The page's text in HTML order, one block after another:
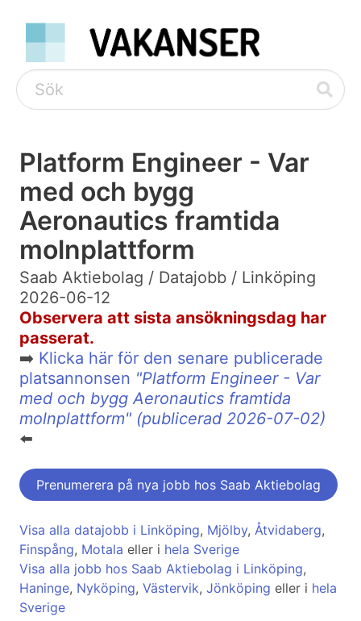
Platform Engineer - Var
med och bygg
Aeronautics framtida
molnplattform
Saab Aktiebolag / Datajobb / Linköping
2026-06-12
Observera att sista ansökningsdag har
passerat.
➡️ Klicka här för den senare publicerade
platsannonsen "Platform Engineer - Var
med och bygg Aeronautics framtida
molnplattform" (publicerad 2026-07-02)
⬅️
Prenumerera på nya jobb hos Saab Aktiebolag
Visa alla datajobb i Linköping, Mjölby, Åtvidaberg,
Finspång, Motala eller i hela Sverige
Visa alla jobb hos Saab Aktiebolag i Linköping,
Haninge, Nyköping, Västervik, Jönköping eller i hela
Sverige